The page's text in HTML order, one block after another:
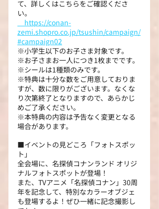
て、詳しくはこちらをご確認くださ
い。
https://conan-
zemi.shopro.co.jp/tsushin/campaign/
#campaign02
※小学生以下のお子さま対象です。
※お子さまお一人につき1枚までです。
※シールは1種類のみです。
※特典は十分な数をご用意しておりま
すが、数に限りがございます。なくな
り次第終了となりますので、あらかじ
めご了承ください。
※本特典の内容は予告なく変更となる
場合があります。
■イベントの見どころ「フォトスポッ
ト」
全会場に、名探偵コナンランド オリジ
ナルフォトスポットが登場！
また、TVアニメ「名探偵コナン」30周
年を記念して、特別なカラーオブジェ
も登場するよ！ぜひ一緒に記念撮影し